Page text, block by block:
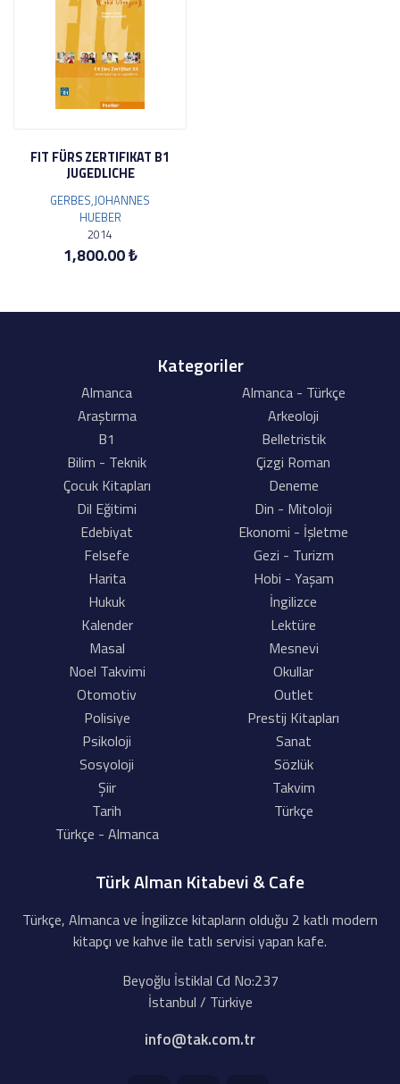
FIT FÜRS ZERTIFIKAT B1
JUGEDLICHE
GERBES,JOHANNES
HUEBER
2014
1,800.00 ₺
Kategoriler
Almanca
Almanca - Türkçe
Araştırma
Arkeoloji
B1
Belletristik
Bilim - Teknik
Çizgi Roman
Çocuk Kitapları
Deneme
Dil Eğitimi
Din - Mitoloji
Edebiyat
Ekonomi - İşletme
Felsefe
Gezi - Turizm
Harita
Hobi - Yaşam
Hukuk
İngilizce
Kalender
Lektüre
Masal
Mesnevi
Noel Takvimi
Okullar
Otomotiv
Outlet
Polisiye
Prestij Kitapları
Psikoloji
Sanat
Sosyoloji
Sözlük
Şiir
Takvim
Tarih
Türkçe
Türkçe - Almanca
Türk Alman Kitabevi & Cafe
Türkçe, Almanca ve İngilizce kitapların olduğu 2 katlı modern
kitapçı ve kahve ile tatlı servisi yapan kafe.
Beyoğlu İstiklal Cd No:237
İstanbul / Türkiye
info@tak.com.tr